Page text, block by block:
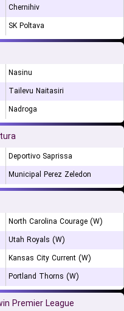
Chernihiv
SK Poltava
Nasinu
Tailevu Naitasiri
Nadroga
Deportivo Saprissa
Municipal Perez Zeledon
North Carolina Courage (W)
Utah Royals (W)
Kansas City Current (W)
Portland Thorns (W)
Premier League